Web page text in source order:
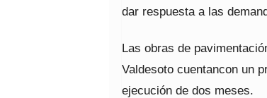
dar respuesta a las
Las obras de
Valdesoto cuentancon un
ejecución de dos meses.